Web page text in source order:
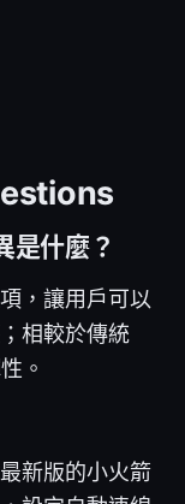
是什麼？
，讓用戶可以
相較於傳統
。
新版的小火箭